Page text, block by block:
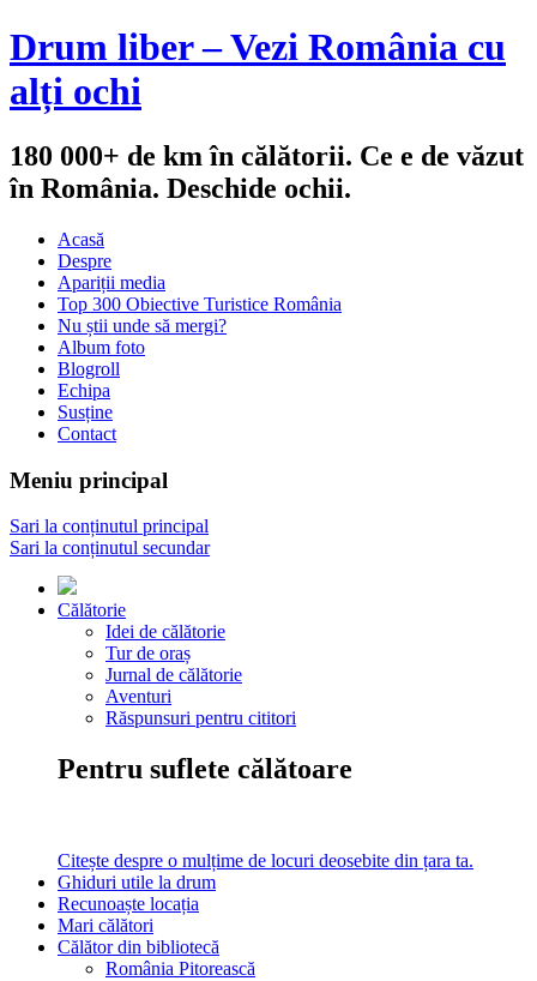
Drum liber – Vezi România cu
alți ochi
180 000+ de km în călătorii. Ce e de văzut
în România. Deschide ochii.
Acasă
Despre
Apariții media
Top 300 Obiective Turistice România
Nu știi unde să mergi?
Album foto
Blogroll
Echipa
Susține
Contact
Meniu principal
Sari la conținutul principal
Sari la conținutul secundar
Călătorie
Idei de călătorie
Tur de oraș
Jurnal de călătorie
Aventuri
Răspunsuri pentru cititori
Pentru suflete călătoare
Citește despre o mulțime de locuri deosebite din țara ta.
Ghiduri utile la drum
Recunoaște locația
Mari călători
Călător din bibliotecă
România Pitorească